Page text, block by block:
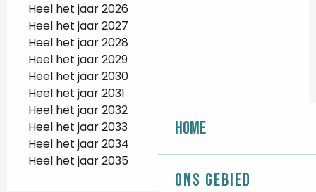
Home
Ons gebied
Heel het jaar 2026
Heel het jaar 2027
Heel het jaar 2028
Heel het jaar 2029
Heel het jaar 2030
Heel het jaar 2031
Heel het jaar 2032
Heel het jaar 2033
Heel het jaar 2034
Heel het jaar 2035